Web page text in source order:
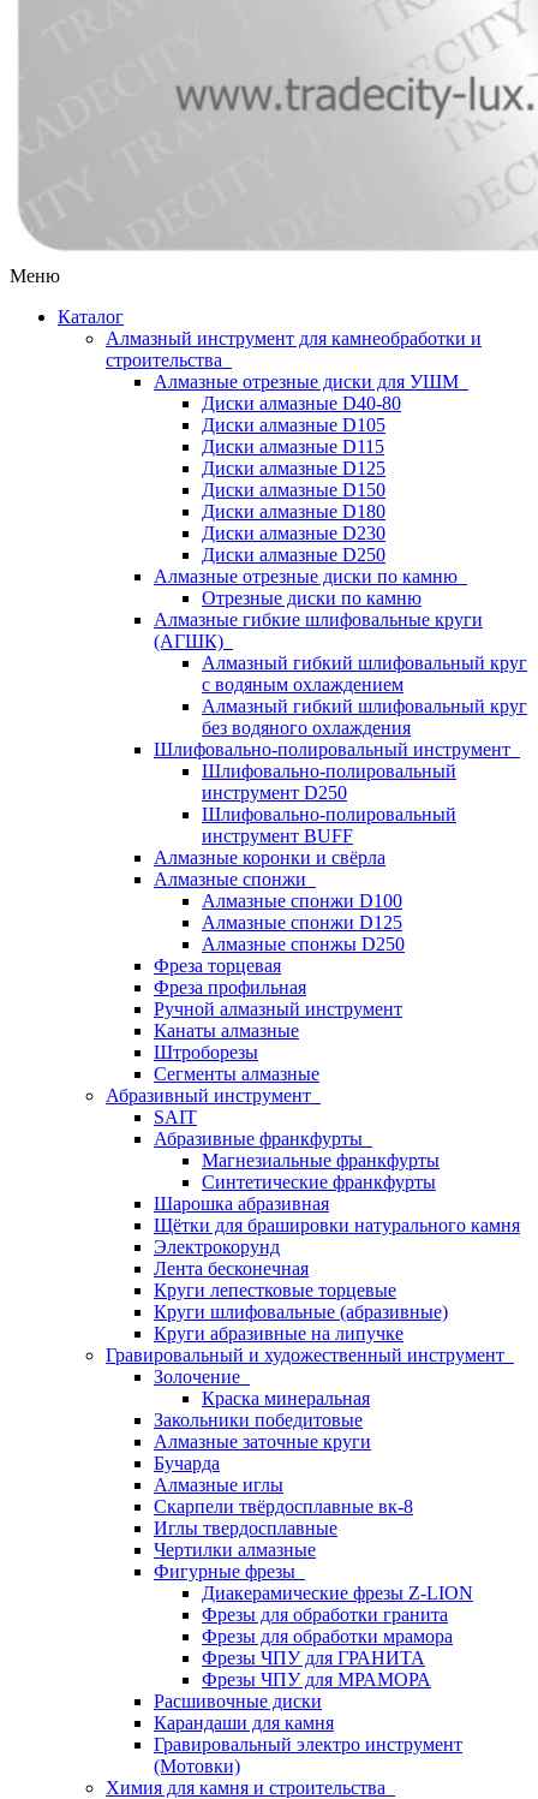
Меню
Каталог
Алмазный инструмент для камнеобработки и
строительства
Алмазные отрезные диски для УШМ
Диски алмазные D40-80
Диски алмазные D105
Диски алмазные D115
Диски алмазные D125
Диски алмазные D150
Диски алмазные D180
Диски алмазные D230
Диски алмазные D250
Алмазные отрезные диски по камню
Отрезные диски по камню
Алмазные гибкие шлифовальные круги
(АГШК)
Алмазный гибкий шлифовальный круг
с водяным охлаждением
Алмазный гибкий шлифовальный круг
без водяного охлаждения
Шлифовально-полировальный инструмент
Шлифовально-полировальный
инструмент D250
Шлифовально-полировальный
инструмент BUFF
Алмазные коронки и свёрла
Алмазные спонжи
Алмазные спонжи D100
Алмазные спонжи D125
Алмазные спонжы D250
Фреза торцевая
Фреза профильная
Ручной алмазный инструмент
Канаты алмазные
Штроборезы
Сегменты алмазные
Абразивный инструмент
SAIT
Абразивные франкфурты
Магнезиальные франкфурты
Синтетические франкфурты
Шарошка абразивная
Щётки для брашировки натурального камня
Электрокорунд
Лента бесконечная
Круги лепестковые торцевые
Круги шлифовальные (абразивные)
Круги абразивные на липучке
Гравировальный и художественный инструмент
Золочение
Краска минеральная
Закольники победитовые
Алмазные заточные круги
Бучарда
Алмазные иглы
Скарпели твёрдосплавные вк-8
Иглы твердосплавные
Чертилки алмазные
Фигурные фрезы
Диакерамические фрезы Z-LION
Фрезы для обработки гранита
Фрезы для обработки мрамора
Фрезы ЧПУ для ГРАНИТА
Фрезы ЧПУ для МРАМОРА
Расшивочные диски
Карандаши для камня
Гравировальный электро инструмент
(Мотовки)
Химия для камня и строительства